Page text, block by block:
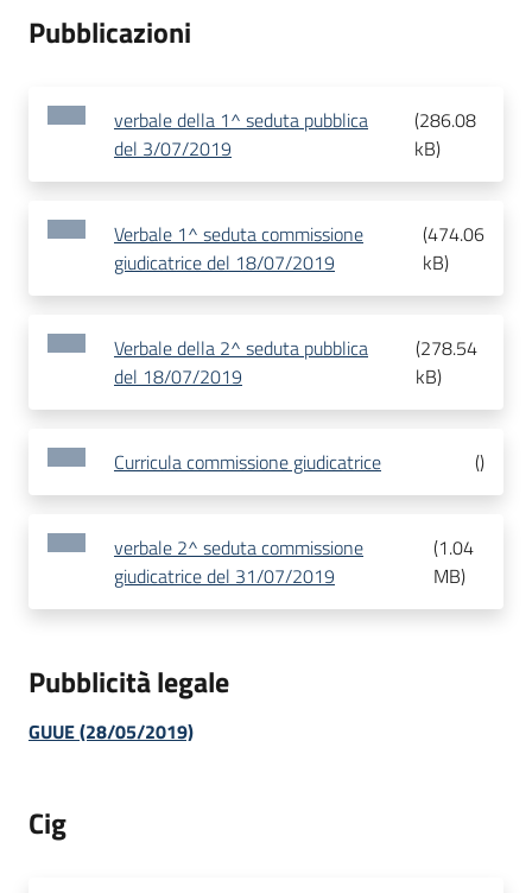
Pubblicazioni
verbale della 1^ seduta pubblica
del 3/07/2019
(286.08
kB)
Verbale 1^ seduta commissione
giudicatrice del 18/07/2019
(474.06
kB)
Verbale della 2^ seduta pubblica
del 18/07/2019
(278.54
kB)
Curricula commissione giudicatrice ()
verbale 2^ seduta commissione
giudicatrice del 31/07/2019
(1.04
MB)
Pubblicità legale
GUUE (28/05/2019)
Cig